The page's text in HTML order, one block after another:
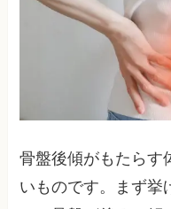
骨盤後傾がもたらす
いものです。まず挙